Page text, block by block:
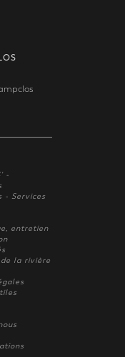
-
- Services
entretien
la rivière